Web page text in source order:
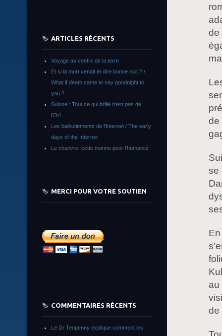
de
de
se
au
de
ARTICLES RÉCENTS
Voyage au centre de la terre
Et si la mort venait te dire bonne nuit ? /
What if death came to say goodnight to
you ?
Suisse : Tout ce qui brille n’est pas de
l’Or!
Les balbutiements de l’Internet / The early
days of the Internet
Le chanvre, cette manne pour l’humanité
MERCI POUR VOTRE SOUTIEN
COMMENTAIRES RÉCENTS
Le Dr Tenpenny explique comment les